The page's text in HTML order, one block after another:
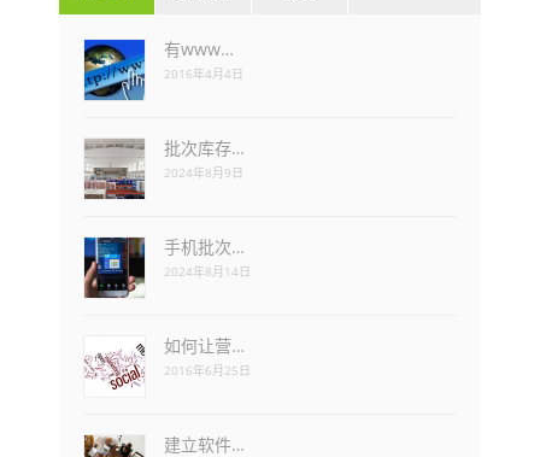
有www…
2016年4月4日
批次库存…
2024年8月9日
手机批次…
2024年8月14日
如何让营…
2016年6月25日
建立软件…